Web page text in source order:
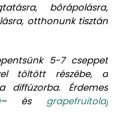
bőrápolásra,
otthonunk tisztán
5-7 cseppet
töltött részébe, a
diffúzorba. Érdemes
– és grapefruitolaj